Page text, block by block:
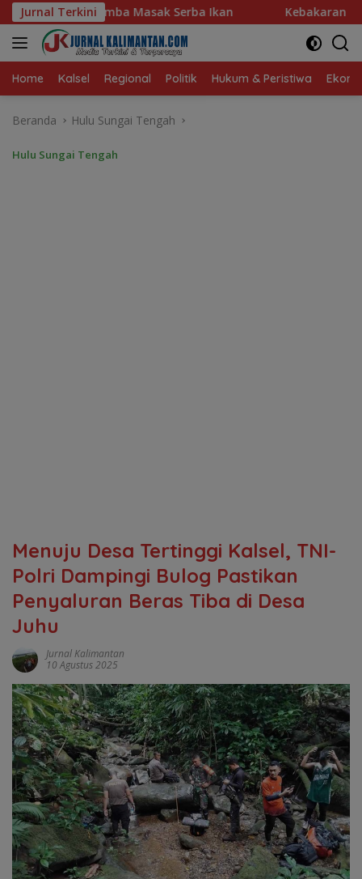
Langsung
ke
konten
Jurnal Terkini
Ikan Kebakaran Dini Hari Gegerkan Warga Kelayan
Home Kalsel Regional Politik Hukum & Peristiwa
Beranda Hulu Sungai Tengah
Hulu Sungai Tengah
Menuju Desa Tertinggi Kalsel, TNI-
Polri Dampingi Bulog Pastikan
Penyaluran Beras Tiba di Desa
Juhu
Jurnal Kalimantan
10 Agustus 2025